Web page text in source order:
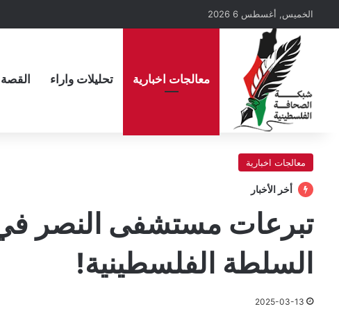
الخميس, أغسطس 6 2026
معالجات اخبارية تحليلات واراء
معالجات اخبارية
أخر الأخبار
تبرعات مستشفى النصر
السلطة الفلسطينية!
2025-03-13